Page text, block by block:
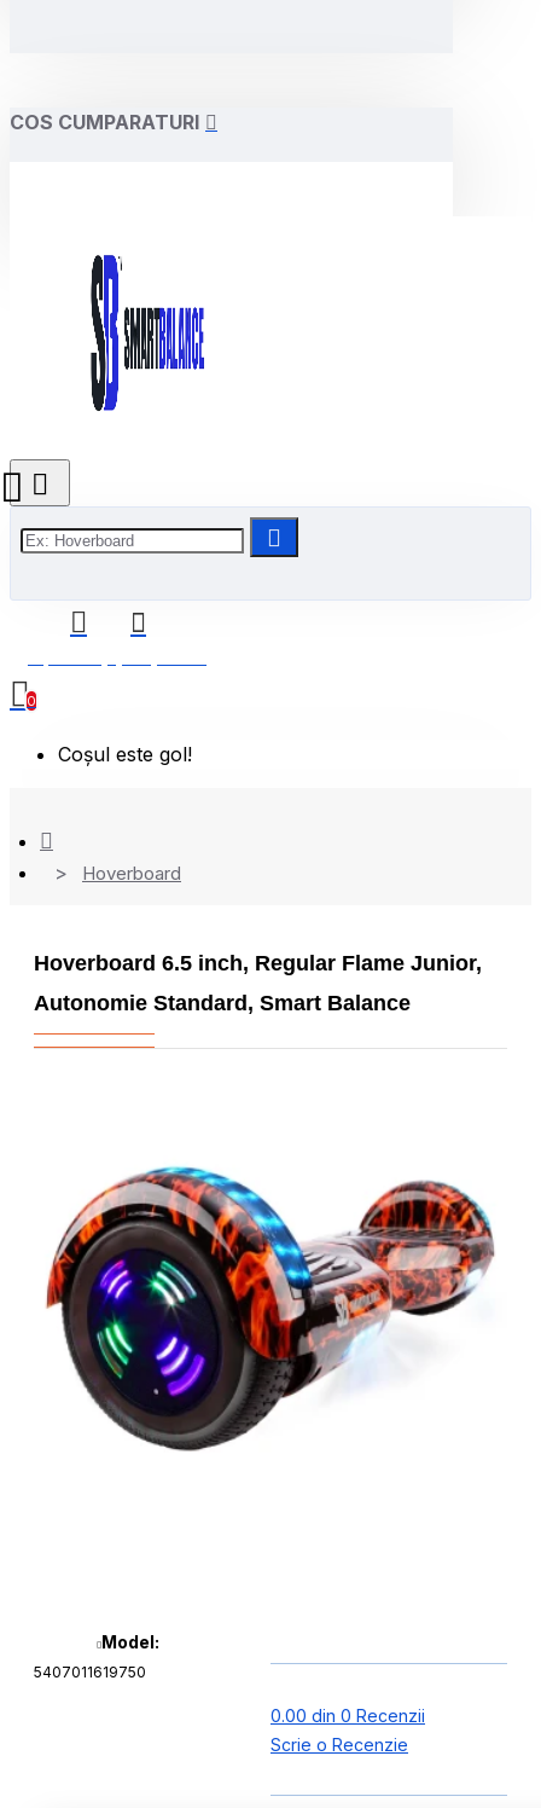
COS CUMPARATURI
0
Coșul este gol!
Hoverboard
Hoverboard 6.5 inch, Regular Flame Junior,
Autonomie Standard, Smart Balance
Model:
5407011619750
0.00 din 0 Recenzii
Scrie o Recenzie